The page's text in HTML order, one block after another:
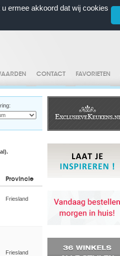
ermee akkoord dat wij cookies
CONTACT FAVORIETEN
Provincie
Friesland
Friesland